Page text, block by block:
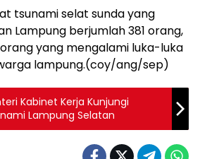
tsunami selat sunda yang
Lampung berjumlah 381 orang,
orang yang mengalami luka-luka
lampung.(coy/ang/sep)
Kabinet Kerja Kunjungi
Lampung Selatan